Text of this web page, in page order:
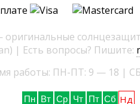
| Есть вопросы? Пишите:
работы: ПН-ПТ: 9 — 18 |
Пн Вт Ср Чт Пт Сб Нд